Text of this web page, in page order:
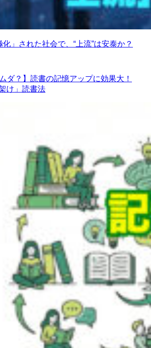
化」された社会で、“上流”は安泰か？
ダ？】読書の記憶アップに効果大！
け」読書法